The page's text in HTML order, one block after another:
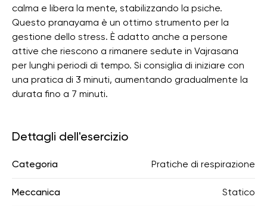
calma e libera la mente, stabilizzando la psiche.
Questo pranayama è un ottimo strumento per la
gestione dello stress. È adatto anche a persone
attive che riescono a rimanere sedute in Vajrasana
per lunghi periodi di tempo. Si consiglia di iniziare con
una pratica di 3 minuti, aumentando gradualmente la
durata fino a 7 minuti.
Dettagli dell'esercizio
Categoria Pratiche di respirazione
Meccanica Statico